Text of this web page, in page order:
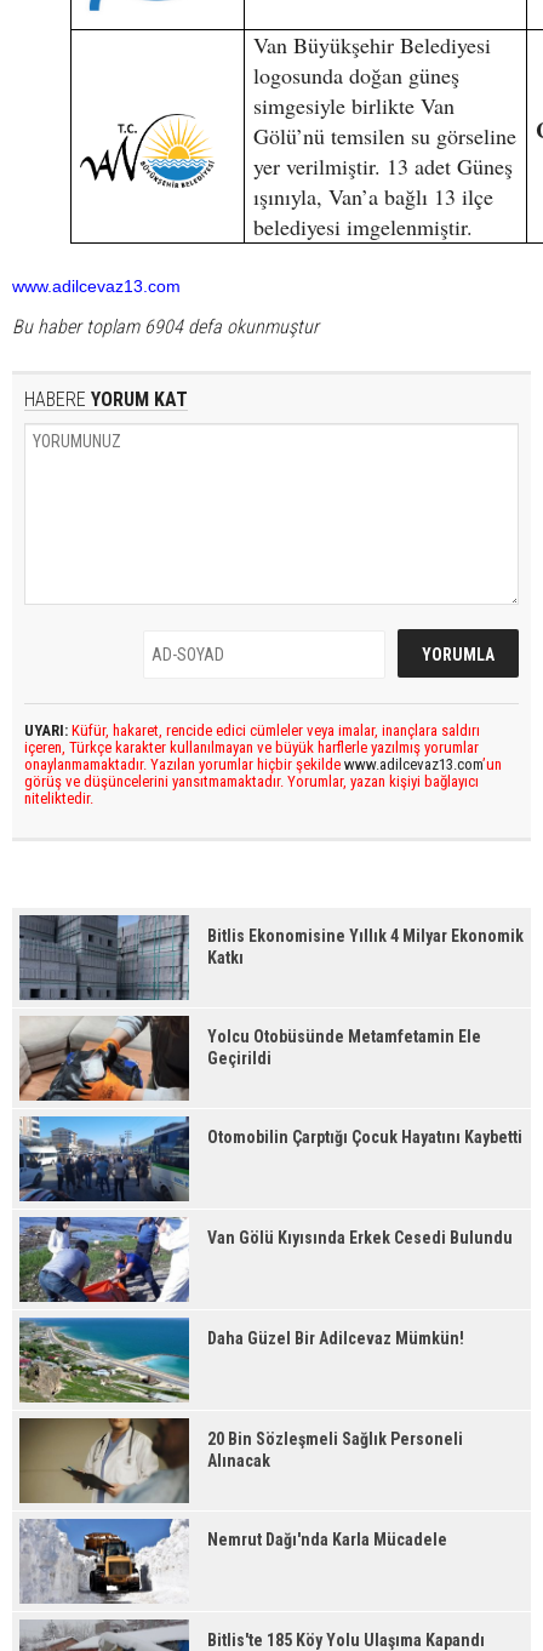
Van Büyükşehir Belediyesi
logosunda doğan güneş
simgesiyle birlikte Van
Gölü’nü temsilen su görseline
yer verilmiştir. 13 adet Güneş
ışınıyla, Van’a bağlı 13 ilçe
belediyesi imgelenmiştir.
www.adilcevaz13.com
Bu haber toplam 6904 defa okunmuştur
HABERE YORUM KAT
UYARI: Küfür, hakaret, rencide edici cümleler veya imalar, inançlara saldırı
içeren, Türkçe karakter kullanılmayan ve büyük harflerle yazılmış yorumlar
onaylanmamaktadır. Yazılan yorumlar hiçbir şekilde www.adilcevaz13.com’un
görüş ve düşüncelerini yansıtmamaktadır. Yorumlar, yazan kişiyi bağlayıcı
niteliktedir.
Bitlis Ekonomisine Yıllık 4 Milyar Ekonomik
Katkı
Yolcu Otobüsünde Metamfetamin Ele
Geçirildi
Otomobilin Çarptığı Çocuk Hayatını Kaybetti
Van Gölü Kıyısında Erkek Cesedi Bulundu
Daha Güzel Bir Adilcevaz Mümkün!
20 Bin Sözleşmeli Sağlık Personeli
Alınacak
Nemrut Dağı'nda Karla Mücadele
Bitlis'te 185 Köy Yolu Ulaşıma Kapandı